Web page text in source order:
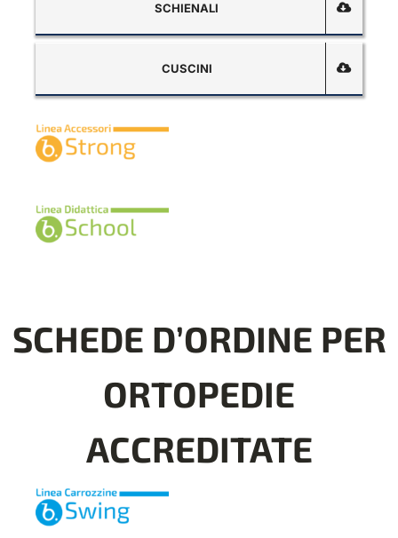
SCHIENALI
CUSCINI
SCHEDE D’ORDINE PER
ORTOPEDIE
ACCREDITATE